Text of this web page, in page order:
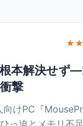
本解決せず
撃
けPC『
っ迫とメモリ不